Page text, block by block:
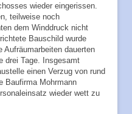
wieder eingerissen.
teilweise noch
dem Winddruck nicht
Bauschild wurde
dauerten
drei Tage. Insgesamt
einen Verzug von rund
Baufirma Mohrmann
wieder wett zu